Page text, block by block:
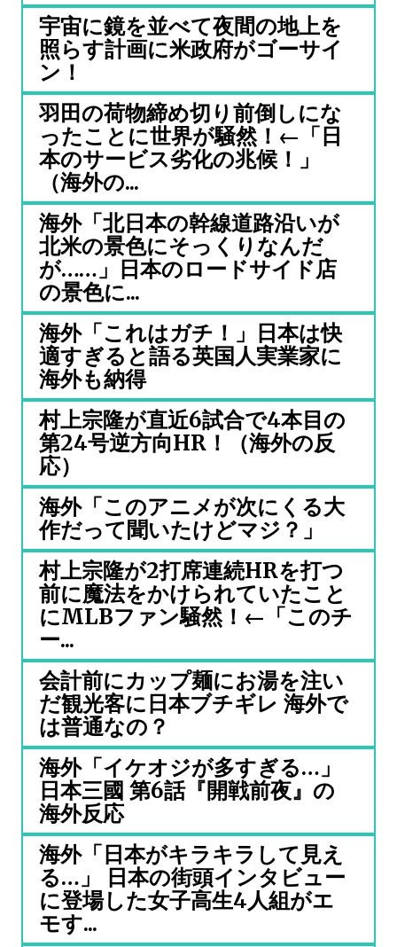
宇宙に鏡を並べて夜間の地上を
照らす計画に米政府がゴーサイ
ン！
羽田の荷物締め切り前倒しにな
ったことに世界が騒然！←「日
本のサービス劣化の兆候！」
（海外の...
海外「北日本の幹線道路沿いが
北米の景色にそっくりなんだ
が……」日本のロードサイド店
の景色に...
海外「これはガチ！」日本は快
適すぎると語る英国人実業家に
海外も納得
村上宗隆が直近6試合で4本目の
第24号逆方向HR！（海外の反
応）
海外「このアニメが次にくる大
作だって聞いたけどマジ？」
村上宗隆が2打席連続HRを打つ
前に魔法をかけられていたこと
にMLBファン騒然！←「このチ
ー...
会計前にカップ麺にお湯を注い
だ観光客に日本ブチギレ 海外で
は普通なの？
海外「イケオジが多すぎる…」
日本三國 第6話『開戦前夜』の
海外反応
海外「日本がキラキラして見え
る…」 日本の街頭インタビュー
に登場した女子高生4人組がエ
モす...